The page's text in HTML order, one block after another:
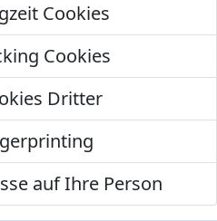
Cookies
Cookies
Dritter
auf Ihre Person